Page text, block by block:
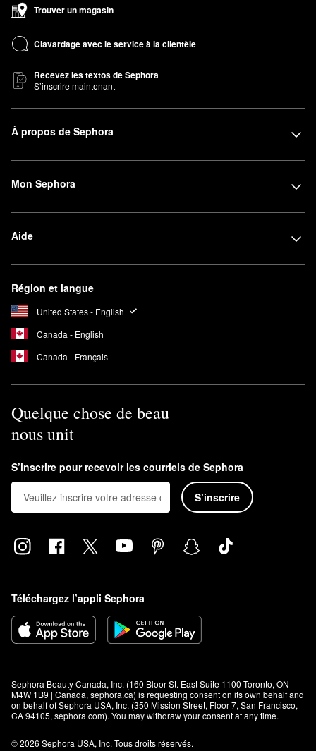
Trouver un magasin
Clavardage avec le service à la clientèle
Recevez les textos de Sephora
S’inscrire maintenant
À propos de Sephora
Mon Sephora
Aide
Région et langue
United States - English
Canada - English
Canada - Français
Quelque chose de beau
nous unit
S’inscrire pour recevoir les courriels de Sephora
S’inscrire
Téléchargez l’appli Sephora
Sephora Beauty Canada, Inc. (160 Bloor St. East Suite 1100 Toronto, ON
M4W 1B9 | Canada, sephora.ca) is requesting consent on its own behalf and
on behalf of Sephora USA, Inc. (350 Mission Street, Floor 7, San Francisco,
CA 94105, sephora.com). You may withdraw your consent at any time.
© 2026 Sephora USA, Inc. Tous droits réservés.